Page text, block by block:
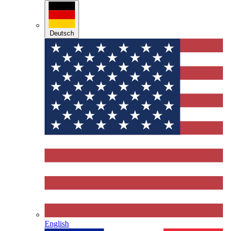
Deutsch
English